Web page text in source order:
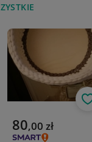
Aktualna cena
80,00 zł